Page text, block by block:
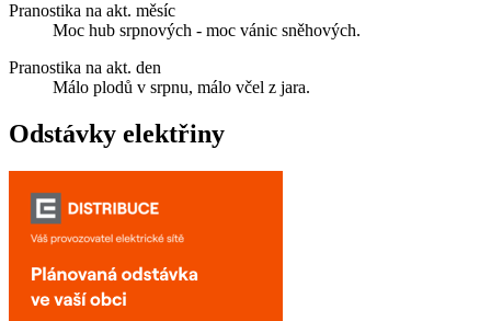
Pranostika na akt. měsíc
Moc hub srpnových - moc vánic sněhových.
Pranostika na akt. den
Málo plodů v srpnu, málo včel z jara.
Odstávky elektřiny